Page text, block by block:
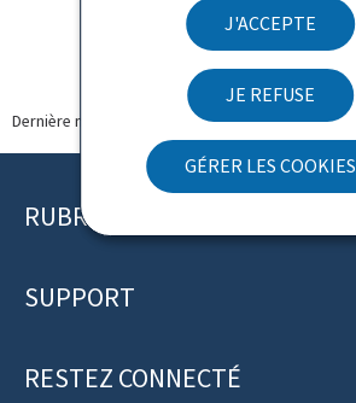
J'ACCEPTE
JE REFUSE
GÉRER LES COOKIES
Dernière modification le 22.12.2023
Pied
page
RUBRIQUES
SUPPORT
RESTEZ CONNECTÉ